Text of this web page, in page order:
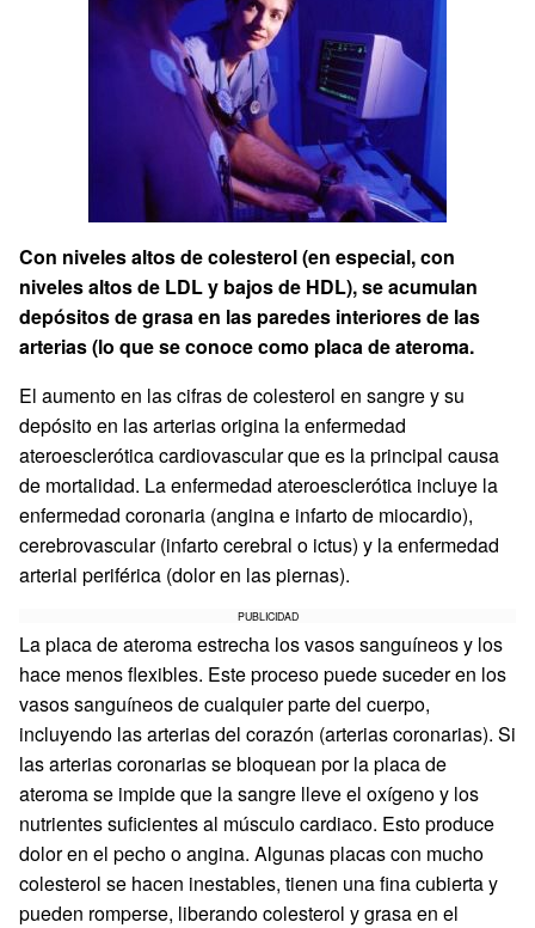
Con niveles altos de colesterol (en especial, con
niveles altos de LDL y bajos de HDL), se acumulan
depósitos de grasa en las paredes interiores de las
arterias (lo que se conoce como placa de ateroma.
El aumento en las cifras de colesterol en sangre y su
depósito en las arterias origina la enfermedad
ateroesclerótica cardiovascular que es la principal causa
de mortalidad. La enfermedad ateroesclerótica incluye la
enfermedad coronaria (angina e infarto de miocardio),
cerebrovascular (infarto cerebral o ictus) y la enfermedad
arterial periférica (dolor en las piernas).
PUBLICIDAD
La placa de ateroma estrecha los vasos sanguíneos y los
hace menos flexibles. Este proceso puede suceder en los
vasos sanguíneos de cualquier parte del cuerpo,
incluyendo las arterias del corazón (arterias coronarias). Si
las arterias coronarias se bloquean por la placa de
ateroma se impide que la sangre lleve el oxígeno y los
nutrientes suficientes al músculo cardiaco. Esto produce
dolor en el pecho o angina. Algunas placas con mucho
colesterol se hacen inestables, tienen una fina cubierta y
pueden romperse, liberando colesterol y grasa en el